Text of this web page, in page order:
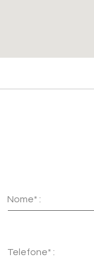
Nome* :
Telefone* :